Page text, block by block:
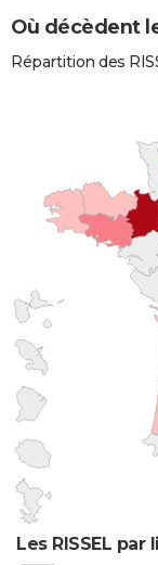
Où décèdent
Répartition des
Les RISSEL